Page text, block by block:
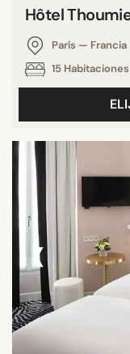
Hôtel
París — Francia
15 Habitaciones
‹